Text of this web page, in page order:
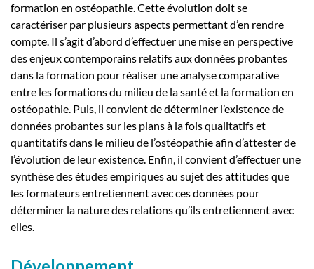
formation en ostéopathie. Cette évolution doit se
caractériser par plusieurs aspects permettant d’en rendre
compte. Il s’agit d’abord d’effectuer une mise en perspective
des enjeux contemporains relatifs aux données probantes
dans la formation pour réaliser une analyse comparative
entre les formations du milieu de la santé et la formation en
ostéopathie. Puis, il convient de déterminer l’existence de
données probantes sur les plans à la fois qualitatifs et
quantitatifs dans le milieu de l’ostéopathie afin d’attester de
l’évolution de leur existence. Enfin, il convient d’effectuer une
synthèse des études empiriques au sujet des attitudes que
les formateurs entretiennent avec ces données pour
déterminer la nature des relations qu’ils entretiennent avec
elles.